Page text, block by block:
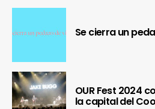
Se cierra un
OUR Fest 2024
la capital del